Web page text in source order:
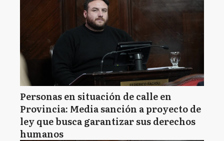
Personas en situación de calle en
Provincia: Media sanción a proyecto de
ley que busca garantizar sus derechos
humanos